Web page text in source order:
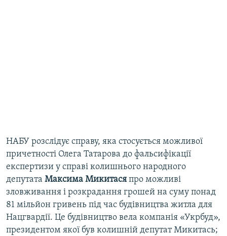
НАБУ розслідує справу, яка стосується можливої
причетності Олега Татарова до фальсифікації
експертизи у справі колишнього народного
депутата Максима Микитася про можливі
зловживання і розкрадання грошей на суму понад
81 мільйон гривень під час будівництва житла для
Нацгвардії. Це будівництво вела компанія «Укрбуд»,
президентом якої був колишній депутат Микитась;